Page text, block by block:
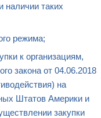
наличии таких
режима;
к организациям,
закона от 04.06.2018
на
Штатов Америки и
закупки